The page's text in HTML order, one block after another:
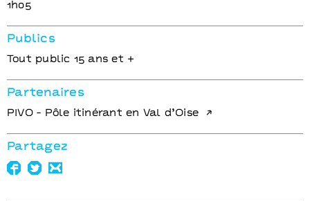
1h05
Publics
Tout public 15 ans et +
Partenaires
PIVO - Pôle itinérant en Val d’Oise
Partagez